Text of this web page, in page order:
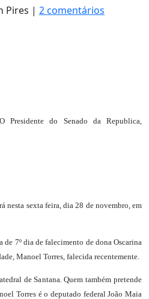
Pires | 2 comentários
O Presidente do Senado da Republica,
nesta sexta feira, dia 28 de novembro, em
de 7º dia de falecimento de dona Oscarina
Manoel Torres, falecida recentemente.
de Santana. Quem também pretende
Torres é o deputado federal João Maia